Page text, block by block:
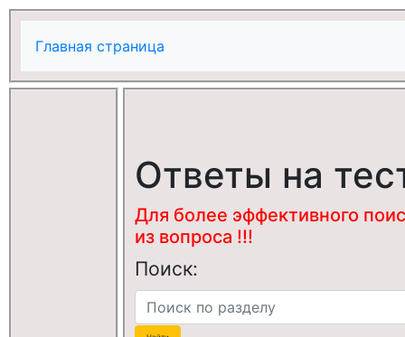
Главная страница
Ответы на
Для более эффективного
из вопроса !!!
Поиск: